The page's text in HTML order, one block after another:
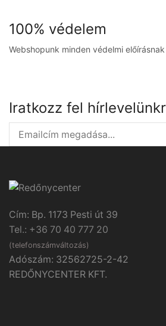
100% védelem
Webshopunk minden védelmi
Iratkozz fel
Cím: Bp. 1173 Pesti út 39
Tel.: +36 70 40 777 20
(telefonszámváltozás)
Adószám: 32562725-2-42
REDŐNYCENTER KFT.